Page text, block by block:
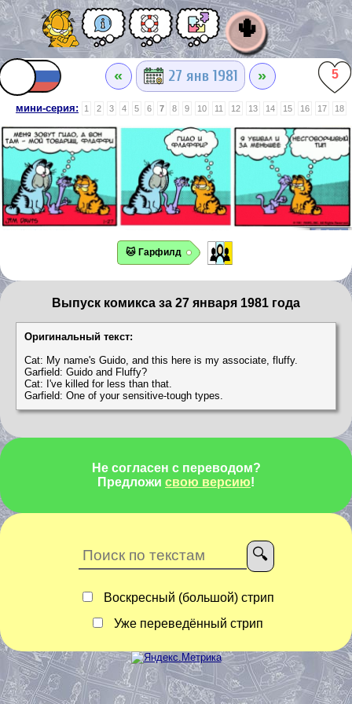
🌵
« 27 янв 1981 » 5
мини-серия: 1 2 3 4 5 6 7 8 9 10 11 12 13 14 15 16 17 18
🐱 Гарфилд
Выпуск комикса за 27 января 1981 года
Оригинальный текст:
Cat: My name's Guido, and this here is my associate, fluffy.
Garfield: Guido and Fluffy?
Cat: I've killed for less than that.
Garfield: One of your sensitive-tough types.
Не согласен с переводом?
Предложи свою версию!
Воскресный (большой) стрип
Уже переведённый стрип